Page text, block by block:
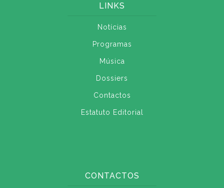
LINKS
Notícias
Programas
Música
Dossiers
Contactos
Estatuto Editorial
CONTACTOS